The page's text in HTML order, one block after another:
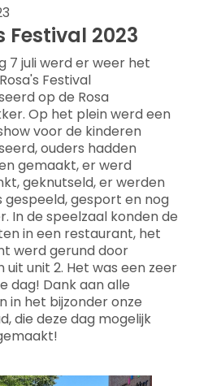
Festival 2023
7 juli werd er weer het
Festival
op de Rosa
Op het plein werd een
voor de kinderen
ouders hadden
gemaakt, er werd
geknutseld, er werden
gespeeld, gesport en nog
In de speelzaal konden de
in een restaurant, het
werd gerund door
uit unit 2. Het was een zeer
dag! Dank aan alle
in het bijzonder onze
die deze dag mogelijk